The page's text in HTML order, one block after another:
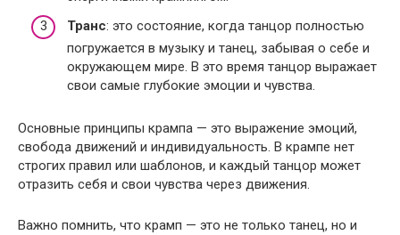
Транс: это состояние, когда танцор полностью
погружается в музыку и танец, забывая о себе и
окружающем мире. В это время танцор выражает
свои самые глубокие эмоции и чувства.
Основные принципы крампа — это выражение эмоций,
свобода движений и индивидуальность. В крампе нет
строгих правил или шаблонов, и каждый танцор может
отразить себя и свои чувства через движения.
Важно помнить, что крамп — это не только танец, но и